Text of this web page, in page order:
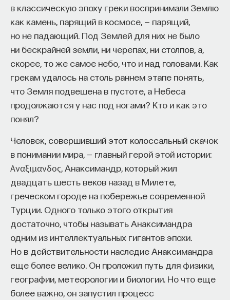
в классическую эпоху греки воспринимали Землю
как камень, парящий в космосе, — парящий,
но не падающий. Под Землей для них не было
ни бескрайней земли, ни черепах, ни столпов, а,
скорее, то же самое небо, что и над головами. Как
грекам удалось на столь раннем этапе понять,
что Земля подвешена в пустоте, а Небеса
продолжаются у нас под ногами? Кто и как это
понял?
Человек, совершивший этот колоссальный скачок
в понимании мира, — главный герой этой истории:
Αναξιμανδος, Анаксимандр, который жил
двадцать шесть веков назад в Милете,
греческом городе на побережье современной
Турции. Одного только этого открытия
достаточно, чтобы называть Анаксимандра
одним из интеллектуальных гигантов эпохи.
Но в действительности наследие Анаксимандра
еще более велико. Он проложил путь для физики,
географии, метеорологии и биологии. Но что еще
более важно, он запустил процесс
перлюстрации как одним из методов
политического контроля уже в первые годы
советской власти. Естественно, что я обратился
к тем работам, к тем статьям, которые были
И постепенно пришел к полушутливому-
полусерьезному выводу о том, что большевики
ничего нового в принципе не придумали. Они
которые, естественно, существовали
на протяжении многих десятилетий и даже более
века. К тому же оказалось, что по этой теме
не было ни одной обобщающей работы.
И с 1996 года я обратился к теме
дореволюционной перлюстрации, первая моя
подготовка книги заняла практически 20 лет.
Конечно, в эти годы я писал и другие статьи
и книги, в том числе и школьные учебники. Но все-
таки эта тема оставалась для меня одной